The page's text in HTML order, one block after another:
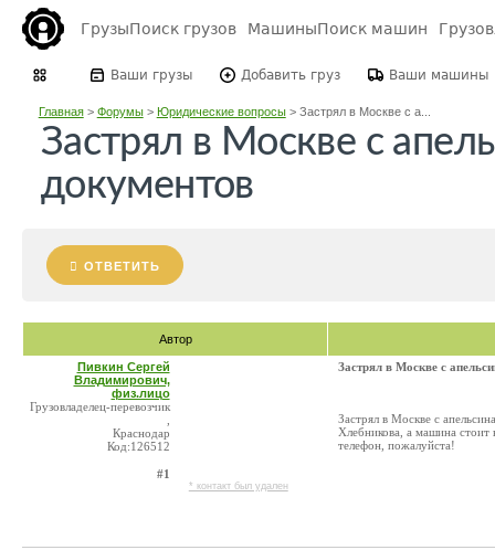
ГрузыПоиск грузов МашиныПоиск машин
Ваши грузы Добавить груз Ваши машины
Главная> Форумы> Юридические вопросы> Застрял в Москве с а...
Застрял в Москве с
документов
ОТВЕТИТЬ
Автор
Пивкин Сергей
Владимирович,
физ.лицо
Грузовладелец-перевозчик
Краснодар
Код:126512
#1
* контакт был удален
Застрял в Москве с
Застрял в Москве с
Хлебникова, а машина
телефон, пожалуйста!